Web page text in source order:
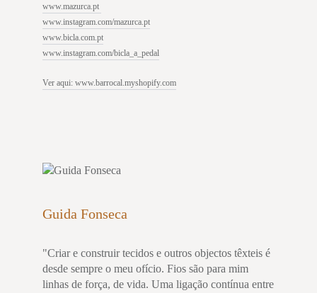
www.mazurca.pt
www.instagram.com/mazurca.pt
www.bicla.com.pt
www.instagram.com/bicla_a_pedal
Ver aqui: www.barrocal.myshopify.com
Guida Fonseca
"Criar e construir tecidos e outros objectos têxteis é
desde sempre o meu ofício. Fios são para mim
linhas de força, de vida. Uma ligação contínua entre